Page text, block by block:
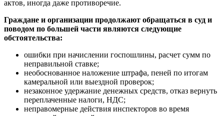
актов, иногда даже противоречие.
Граждане и организации продолжают обращаться в суд и
поводом по большей части являются следующие
обстоятельства:
ошибки при начислении госпошлины, расчет сумм по
неправильной ставке;
необоснованное наложение штрафа, пеней по итогам
камеральной или выездной проверок;
незаконное удержание денежных средств, отказ вернуть
переплаченные налоги, НДС;
неправомерные действия инспекторов во время